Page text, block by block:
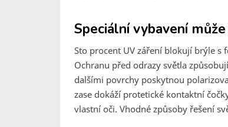
Speciální vybavení
Sto procent UV záření blokují brýle
Ochranu před odrazy světla
dalšími povrchy poskytnou
zase dokáží protetické kontaktní
vlastní oči. Vhodné způsoby řešení